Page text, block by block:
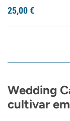
25,00€
Wedding
cultivar